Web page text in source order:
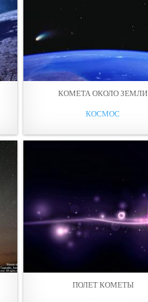
КОМЕТА ОКОЛО ЗЕМЛИ
КОСМОС
ПОЛЕТ КОМЕТЫ